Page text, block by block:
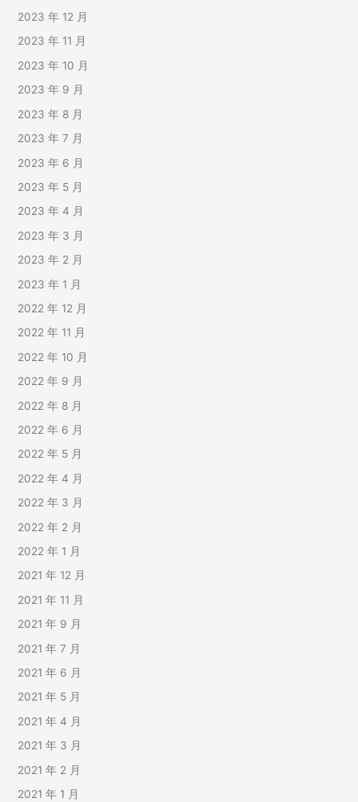
2023 年 12 月
2023 年 11 月
2023 年 10 月
2023 年 9 月
2023 年 8 月
2023 年 7 月
2023 年 6 月
2023 年 5 月
2023 年 4 月
2023 年 3 月
2023 年 2 月
2023 年 1 月
2022 年 12 月
2022 年 11 月
2022 年 10 月
2022 年 9 月
2022 年 8 月
2022 年 6 月
2022 年 5 月
2022 年 4 月
2022 年 3 月
2022 年 2 月
2022 年 1 月
2021 年 12 月
2021 年 11 月
2021 年 9 月
2021 年 7 月
2021 年 6 月
2021 年 5 月
2021 年 4 月
2021 年 3 月
2021 年 2 月
2021 年 1 月